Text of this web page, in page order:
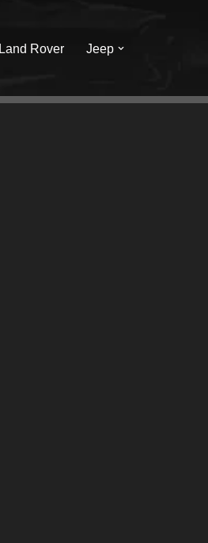
Land Rover Jeep